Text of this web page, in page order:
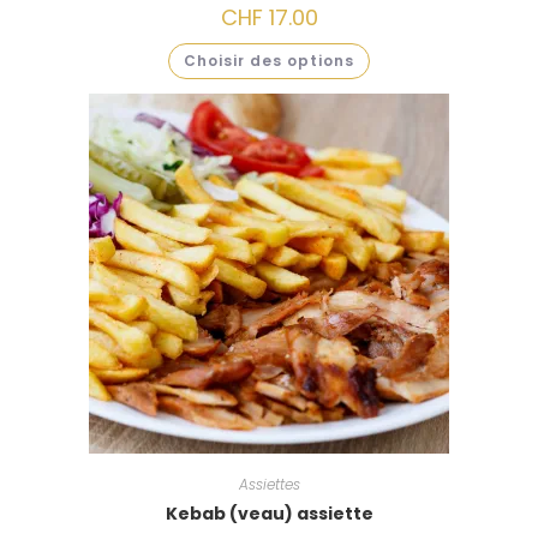
CHF 17.00
Choisir des options
Assiettes
Kebab (veau) assiette